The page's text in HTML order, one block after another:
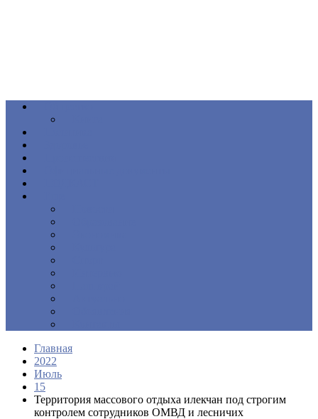
Главная
2022
Июль
15
Территория массового отдыха илекчан под строгим
контролем сотрудников ОМВД и лесничих